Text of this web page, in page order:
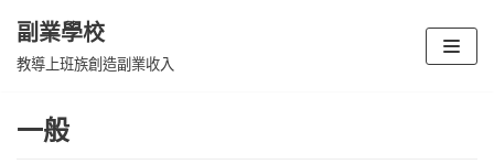
Skip
content
副業學校
教導上班族創造副業收入
一般